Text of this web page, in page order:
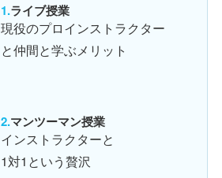
ライブ授業
現役のプロインストラクター
と仲間と学ぶメリット
マンツーマン授業
インストラクターと
1対1という贅沢